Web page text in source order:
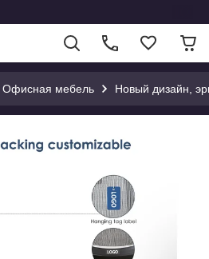
Офисная мебель Новый дизайн,